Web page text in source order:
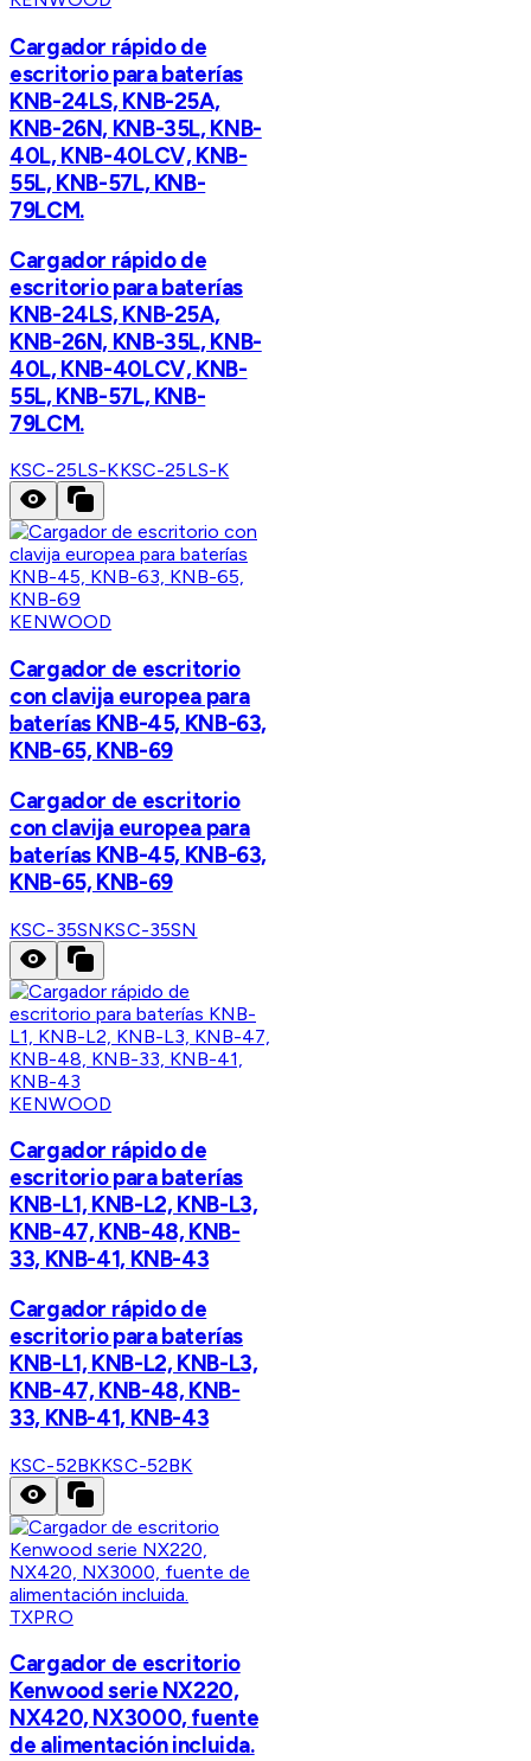
Cargador rápido de
escritorio para baterías
KNB-24LS, KNB-25A,
KNB-26N, KNB-35L, KNB-
40L, KNB-40LCV, KNB-
55L, KNB-57L, KNB-
79LCM.
Cargador rápido de
escritorio para baterías
KNB-24LS, KNB-25A,
KNB-26N, KNB-35L, KNB-
40L, KNB-40LCV, KNB-
55L, KNB-57L, KNB-
79LCM.
KSC-25LS-KKSC-25LS-K
KENWOOD
Cargador de escritorio
con clavija europea para
baterías KNB-45, KNB-63,
KNB-65, KNB-69
Cargador de escritorio
con clavija europea para
baterías KNB-45, KNB-63,
KNB-65, KNB-69
KSC-35SNKSC-35SN
KENWOOD
Cargador rápido de
escritorio para baterías
KNB-L1, KNB-L2, KNB-L3,
KNB-47, KNB-48, KNB-
33, KNB-41, KNB-43
Cargador rápido de
escritorio para baterías
KNB-L1, KNB-L2, KNB-L3,
KNB-47, KNB-48, KNB-
33, KNB-41, KNB-43
KSC-52BKKSC-52BK
TXPRO
Cargador de escritorio
Kenwood serie NX220,
NX420, NX3000, fuente
de alimentación incluida.